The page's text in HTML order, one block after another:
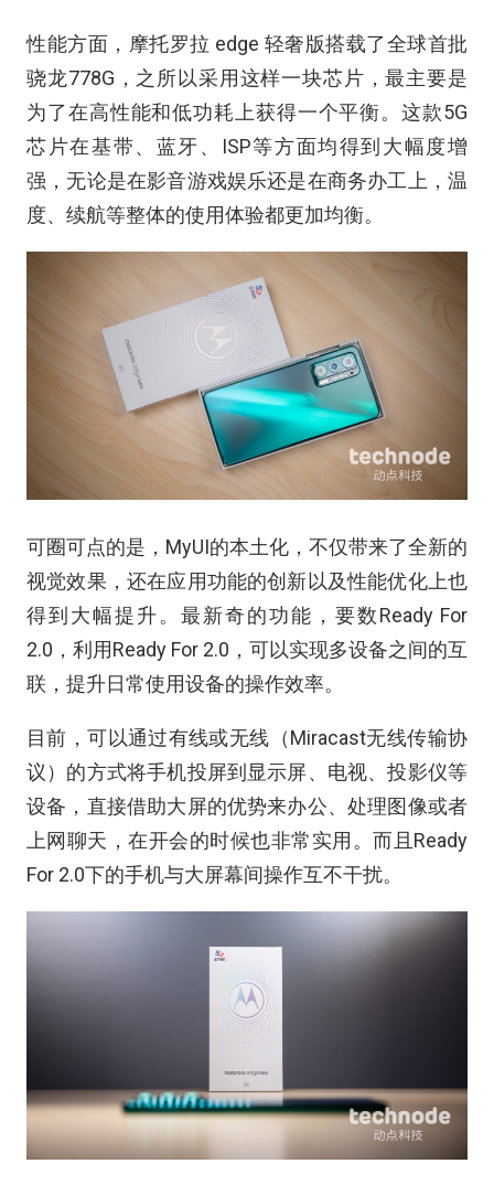
性能方面，摩托罗拉 edge 轻奢版搭载了全球首批
骁龙778G，之所以采用这样一块芯片，最主要是
为了在高性能和低功耗上获得一个平衡。这款5G
芯片在基带、蓝牙、ISP等方面均得到大幅度增
强，无论是在影音游戏娱乐还是在商务办工上，温
度、续航等整体的使用体验都更加均衡。
可圈可点的是，MyUI的本土化，不仅带来了全新的
视觉效果，还在应用功能的创新以及性能优化上也
得到大幅提升。最新奇的功能，要数Ready For
2.0，利用Ready For 2.0，可以实现多设备之间的互
联，提升日常使用设备的操作效率。
目前，可以通过有线或无线（Miracast无线传输协
议）的方式将手机投屏到显示屏、电视、投影仪等
设备，直接借助大屏的优势来办公、处理图像或者
上网聊天，在开会的时候也非常实用。而且Ready
For 2.0下的手机与大屏幕间操作互不干扰。